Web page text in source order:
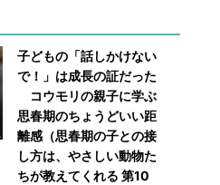
子どもの「話しかけない
で！」は成長の証だった
コウモリの親子に学ぶ
思春期のちょうどいい距
離感（思春期の子との接
し方は、やさしい動物た
ちが教えてくれる 第10